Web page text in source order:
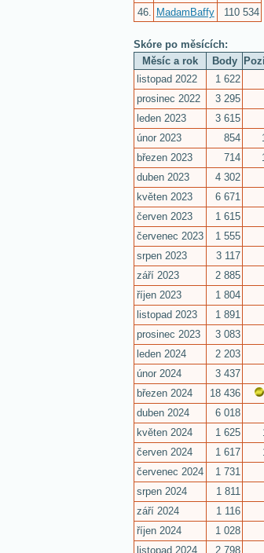
46.
MadamBaffy 110 534
Skóre po měsících:
Měsíc a rok
Body
listopad 2022
1 622
prosinec 2022
3 295
leden 2023
3 615
únor 2023
854
březen 2023
714
duben 2023
4 302
květen 2023
6 671
červen 2023
1 615
červenec 2023
1 555
srpen 2023
3 117
září 2023
2 885
říjen 2023
1 804
listopad 2023
1 891
prosinec 2023
3 083
leden 2024
2 203
únor 2024
3 437
březen 2024
18 436
duben 2024
6 018
květen 2024
1 625
červen 2024
1 617
červenec 2024
1 731
srpen 2024
1 811
září 2024
1 116
říjen 2024
1 028
listopad 2024
2 798